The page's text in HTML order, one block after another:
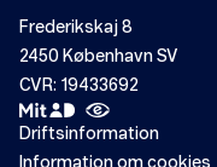
Frederikskaj 8
2450 København SV
CVR: 19433692
Driftsinformation
Information om cookies